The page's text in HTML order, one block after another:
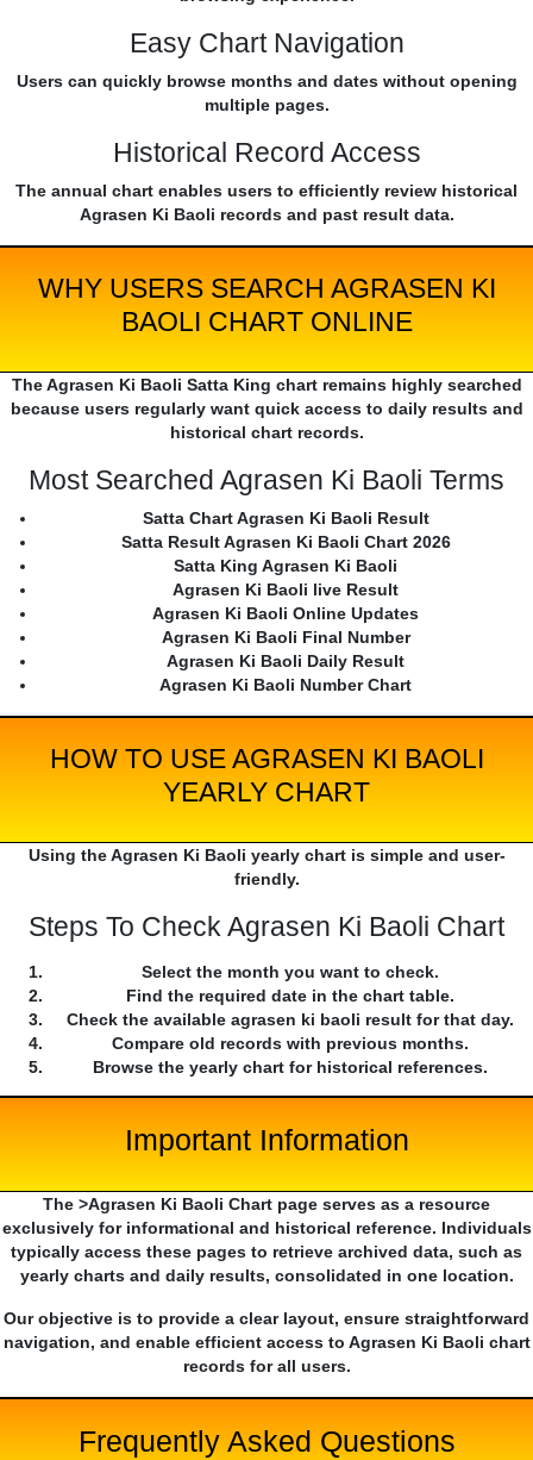
Easy Chart Navigation
Users can quickly browse months and dates without opening
multiple pages.
Historical Record Access
The annual chart enables users to efficiently review historical
Agrasen Ki Baoli records and past result data.
WHY USERS SEARCH AGRASEN KI
BAOLI CHART ONLINE
The Agrasen Ki Baoli Satta King chart remains highly searched
because users regularly want quick access to daily results and
historical chart records.
Most Searched Agrasen Ki Baoli Terms
Satta Chart Agrasen Ki Baoli Result
Satta Result Agrasen Ki Baoli Chart 2026
Satta King Agrasen Ki Baoli
Agrasen Ki Baoli live Result
Agrasen Ki Baoli Online Updates
Agrasen Ki Baoli Final Number
Agrasen Ki Baoli Daily Result
Agrasen Ki Baoli Number Chart
HOW TO USE AGRASEN KI BAOLI
YEARLY CHART
Using the Agrasen Ki Baoli yearly chart is simple and user-
friendly.
Steps To Check Agrasen Ki Baoli Chart
Select the month you want to check.
Find the required date in the chart table.
Check the available agrasen ki baoli result for that day.
Compare old records with previous months.
Browse the yearly chart for historical references.
Important Information
The >Agrasen Ki Baoli Chart page serves as a resource
exclusively for informational and historical reference. Individuals
typically access these pages to retrieve archived data, such as
yearly charts and daily results, consolidated in one location.
Our objective is to provide a clear layout, ensure straightforward
navigation, and enable efficient access to Agrasen Ki Baoli chart
records for all users.
Frequently Asked Questions